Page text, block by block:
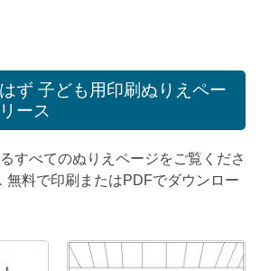
ず 子ども用印刷ぬりえペー
ース
すべてのぬりえページをご覧くださ
無料で印刷またはPDFでダウンロー